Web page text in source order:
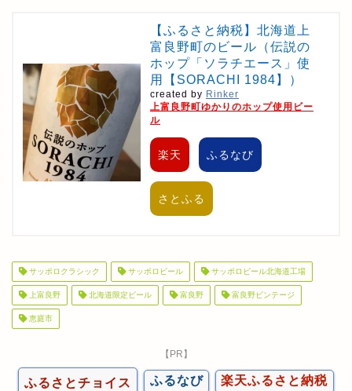
【ふるさと納税】北海道上
富良野町のビール（伝説の
ホップ「ソラチエース」使
用【SORACHI 1984】）
created by Rinker
上富良野町ゆかりのホップ使用ビー
ル
楽天 ふるなび
さとふる
サッポロクラシック サッポロビール サッポロビール北海道工場
上富良野 北海道限定ビール 富良野 富良野ビンテージ
恵庭市
【PR】
ふるさとチョイス ふるなび 楽天ふるさと納税